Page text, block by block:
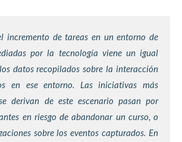
incremento de tareas en un entorno de
por la tecnología viene un igual
datos recopilados sobre la interacción
en ese entorno. Las iniciativas más
derivan de este escenario pasan por
en riesgo de abandonar un curso, o
sobre los eventos capturados. En